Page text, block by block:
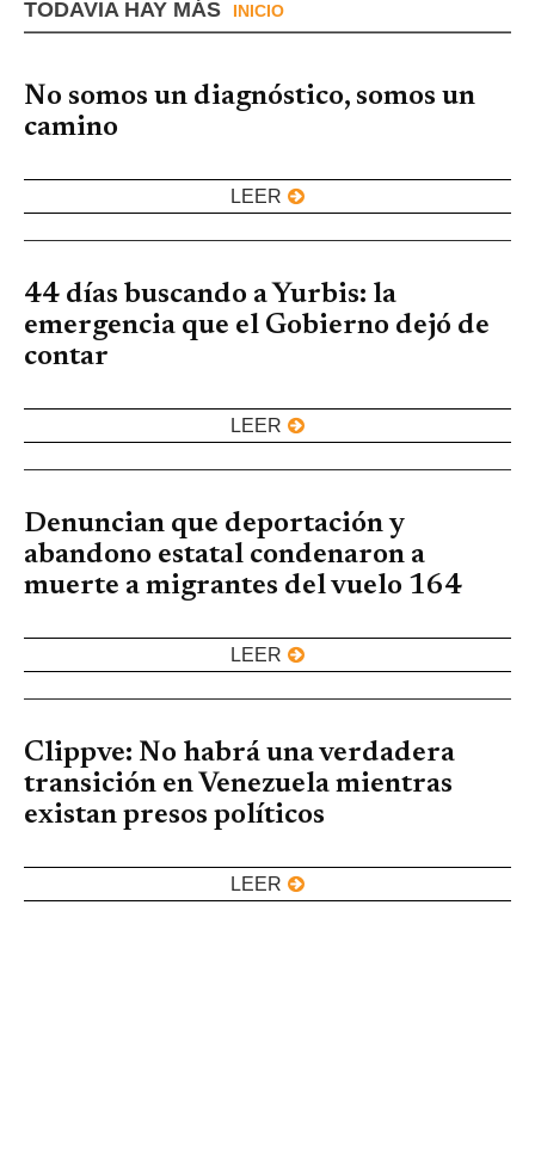
TODAVIA HAY MÁS INICIO
No somos un diagnóstico, somos un
camino
LEER
44 días buscando a Yurbis: la
emergencia que el Gobierno dejó de
contar
LEER
Denuncian que deportación y
abandono estatal condenaron a
muerte a migrantes del vuelo 164
LEER
Clippve: No habrá una verdadera
transición en Venezuela mientras
existan presos políticos
LEER